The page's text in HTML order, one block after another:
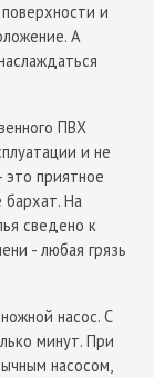
и
А
ПВХ
и не
это приятное
На
сведено к
- любая грязь
насос. С
минут. При
насосом,